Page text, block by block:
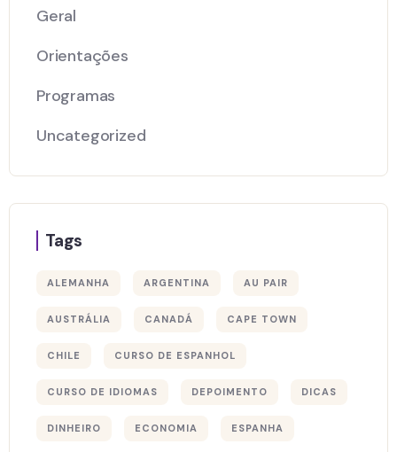
Geral
Orientações
Programas
Uncategorized
Tags
ALEMANHA ARGENTINA AU PAIR
AUSTRÁLIA CANADÁ CAPE TOWN
CHILE CURSO DE ESPANHOL
CURSO DE IDIOMAS DEPOIMENTO DICAS
DINHEIRO ECONOMIA ESPANHA